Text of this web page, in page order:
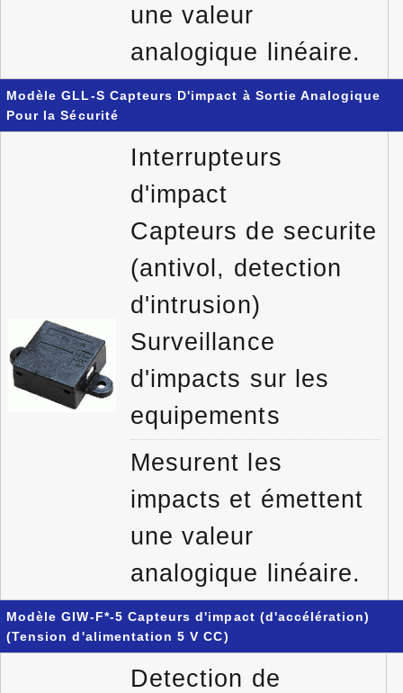
une valeur
analogique linéaire.
Modèle GLL-S Capteurs D'impact à Sortie Analogique
Pour la Sécurité
Interrupteurs
d'impact
Capteurs de securite
(antivol, detection
d'intrusion)
Surveillance
d'impacts sur les
equipements
Mesurent les
impacts et émettent
une valeur
analogique linéaire.
Modèle GIW-F*-5 Capteurs d'impact (d'accélération)
(Tension d'alimentation 5 V CC)
Detection de